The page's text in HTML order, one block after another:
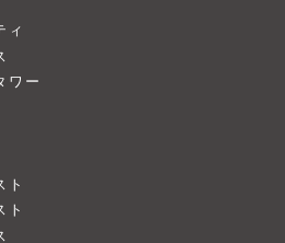
ィ
ワー
ト
ト